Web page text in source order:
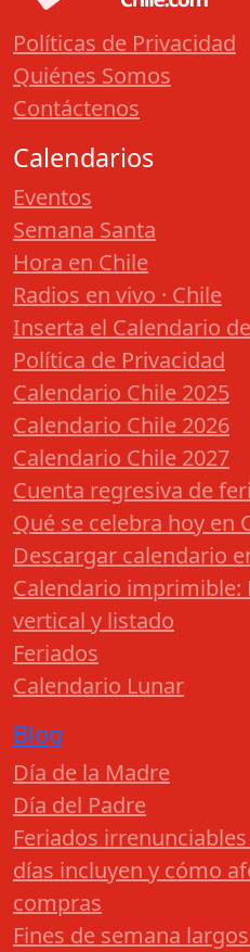
Políticas de Privacidad
Quiénes Somos
Contáctenos
Calendarios
Eventos
Semana Santa
Hora en Chile
Radios en vivo · Chile
Inserta el Calendario
Política de Privacidad
Calendario Chile 2025
Calendario Chile 2026
Calendario Chile 2027
Cuenta regresiva de
Qué se celebra hoy en
Descargar calendario
Calendario imprimible:
vertical y listado
Feriados
Calendario Lunar
Blog
Día de la Madre
Día del Padre
Feriados
días incluyen y cómo
compras
Fines de semana